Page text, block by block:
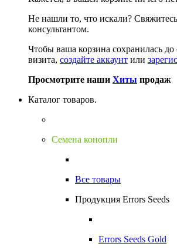
Не нашли то, что искали?
консультантом.
Чтобы ваша корзина сохранилась
визита, создайте аккаунт или
Просмотрите наши Хиты продаж
Каталог товаров.
Семена конопли
Все товары
Продукция Errors Seeds
Errors Seeds Gold